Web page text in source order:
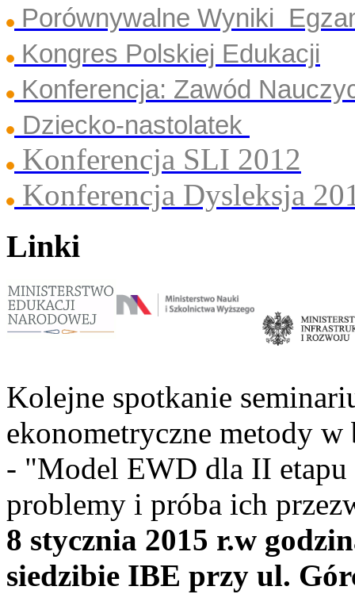
Porównywalne Wyniki
Kongres Polskiej Edukacji
Konferencja: Zawód
Dziecko-nastolatek
Konferencja SLI 2012
Konferencja Dysleksja
Linki
Kolejne spotkanie
ekonometryczne metody
- "Model EWD dla II etapu
problemy i próba ich
8 stycznia 2015 r.w
siedzibie IBE przy ul.